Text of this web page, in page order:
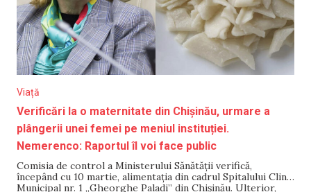
Viață
Verificări la o maternitate din Chișinău, urmare a
plângerii unei femei pe meniul instituției.
Nemerenco: Raportul îl voi face public
Comisia de control a Ministerului Sănătății verifică,
începând cu 10 martie, alimentația din cadrul Spitalului Clinic
Municipal nr. 1 „Gheorghe Paladi” din Chişinău. Ulterior,